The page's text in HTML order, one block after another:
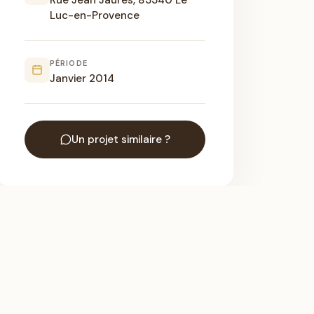
Luc-en-Provence
PÉRIODE
Janvier 2014
Un projet similaire ?